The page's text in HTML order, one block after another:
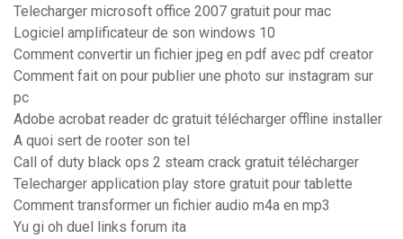
Telecharger microsoft office 2007 gratuit pour mac
Logiciel amplificateur de son windows 10
Comment convertir un fichier jpeg en pdf avec pdf creator
Comment fait on pour publier une photo sur instagram sur
pc
Adobe acrobat reader dc gratuit télécharger offline installer
A quoi sert de rooter son tel
Call of duty black ops 2 steam crack gratuit télécharger
Telecharger application play store gratuit pour tablette
Comment transformer un fichier audio m4a en mp3
Yu gi oh duel links forum ita